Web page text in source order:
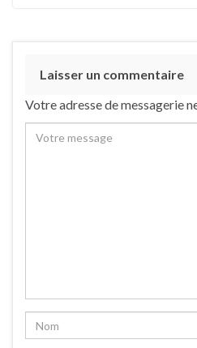
Laisser un commentaire
Votre adresse de messagerie